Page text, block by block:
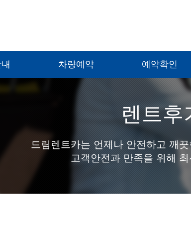
차량예약 예약확인
렌트후
드림렌트카는 언제나 안전하고 깨
고객안전과 만족을 위해